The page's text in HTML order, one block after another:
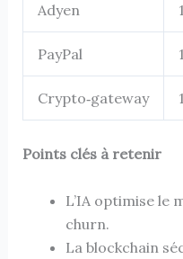
Adyen
PayPal
Crypto‑gateway
Points clés à retenir
L’IA optimise le
churn.
La blockchain